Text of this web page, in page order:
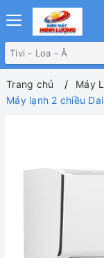
Trang chủ
Máy
Máy lạnh 2 chiều